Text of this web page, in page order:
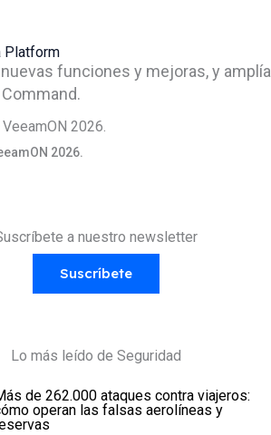
Platform
funciones y mejoras, y amplía
2026.
a nuestro newsletter
Suscríbete
Lo más leído de Seguridad
de 262.000 ataques contra viajeros:
operan las falsas aerolíneas y